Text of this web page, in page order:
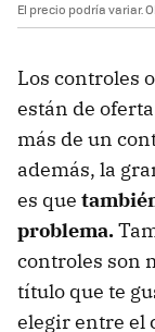
El precio podría variar.
Los controles
están de
más de un
además, la
es que
problema.
controles son
título que te
elegir entre el